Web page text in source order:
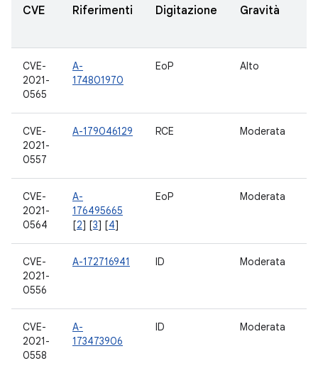
CVE Riferimenti Digitazione Gravità
CVE-
2021-
0565
A-
174801970
EoP Alto
CVE-
2021-
0557
A-179046129 RCE Moderata
CVE-
2021-
0564
A-
176495665
[2] [3] [4]
EoP Moderata
CVE-
2021-
0556
A-172716941 ID Moderata
CVE-
2021-
0558
A-
173473906
ID Moderata